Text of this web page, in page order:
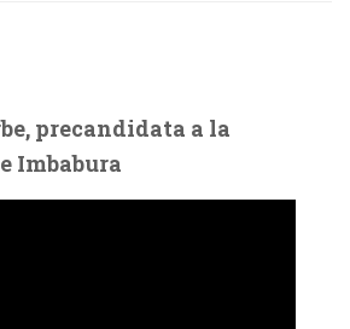
precandidata a la
Imbabura